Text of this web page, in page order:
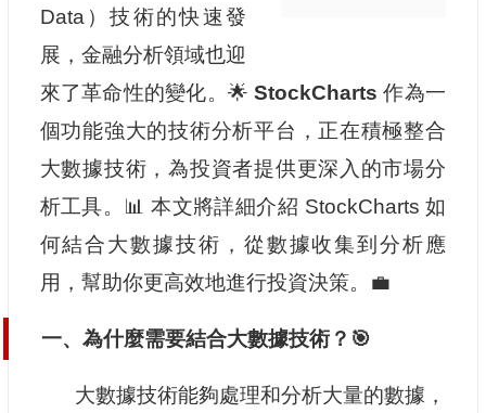
Data）技術的快速發
展，金融分析領域也迎
來了革命性的變化。🌟StockCharts 作為一
個功能強大的技術分析平台，正在積極整合
大數據技術，為投資者提供更深入的市場分
析工具。📊 本文將詳細介紹 StockCharts 如
何結合大數據技術，從數據收集到分析應
用，幫助你更高效地進行投資決策。💼
一、為什麼需要結合大數據技術？🎯
大數據技術能夠處理和分析大量的數據，